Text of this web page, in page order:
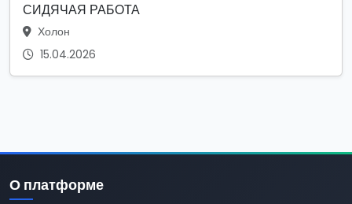
СИДЯЧАЯ РАБОТА
Холон
15.04.2026
О платформе